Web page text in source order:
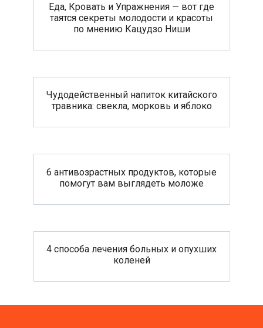
Еда, Кровать и Упражнения — вот где
таятся секреты молодости и красоты
по мнению Кацудзо Ниши
Чудодейственный напиток китайского
травника: свекла, морковь и яблоко
6 антивозрастных продуктов, которые
помогут вам выглядеть моложе
4 способа лечения больных и опухших
коленей